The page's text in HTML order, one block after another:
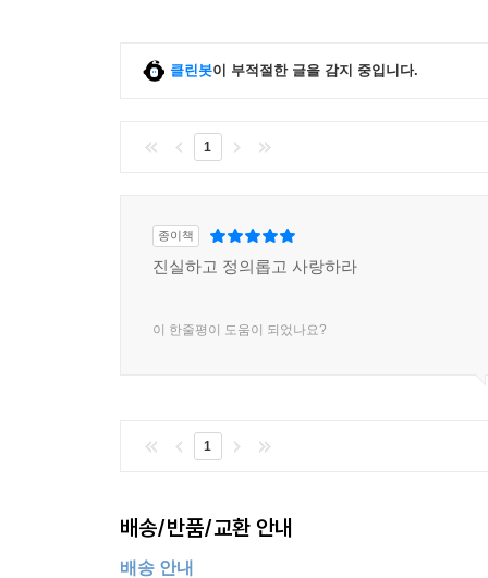
클린봇이 부적절한 글을 감지 중입니다.
1
종이책
진실하고 정의롭고 사랑하라
이 한줄평이 도움이 되었나요?
1
배송/반품/교환 안내
배송 안내